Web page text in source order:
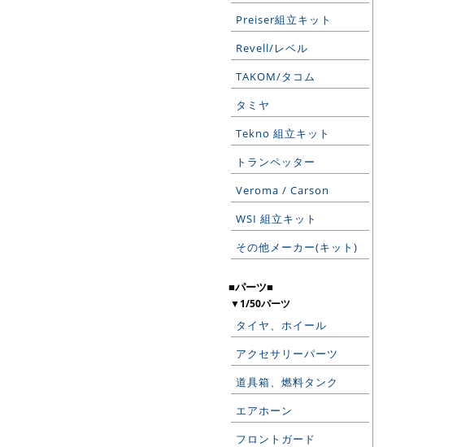
Preiser組立キット
Revell/レベル
TAKOM/タコム
タミヤ
Tekno 組立キット
トランペッター
Veroma / Carson
WSI 組立キット
その他メーカー(キット)
■パーツ■
▼1/50パーツ
タイヤ、ホイール
アクセサリーパーツ
道具箱、燃料タンク
エアホーン
フロントガード